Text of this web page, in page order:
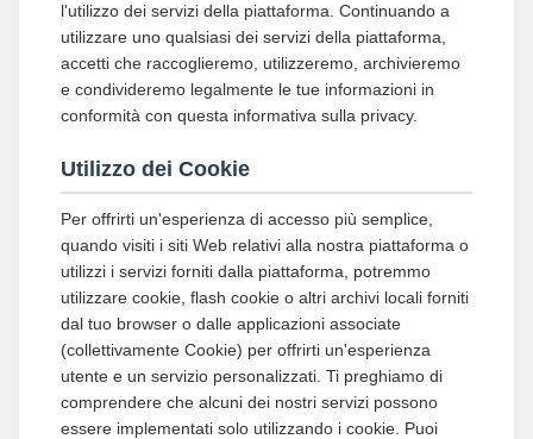
l'utilizzo dei servizi della piattaforma. Continuando a
utilizzare uno qualsiasi dei servizi della piattaforma,
accetti che raccoglieremo, utilizzeremo, archivieremo
e condivideremo legalmente le tue informazioni in
conformità con questa informativa sulla privacy.
Utilizzo dei Cookie
Per offrirti un'esperienza di accesso più semplice,
quando visiti i siti Web relativi alla nostra piattaforma o
utilizzi i servizi forniti dalla piattaforma, potremmo
utilizzare cookie, flash cookie o altri archivi locali forniti
dal tuo browser o dalle applicazioni associate
(collettivamente Cookie) per offrirti un'esperienza
utente e un servizio personalizzati. Ti preghiamo di
comprendere che alcuni dei nostri servizi possono
essere implementati solo utilizzando i cookie. Puoi